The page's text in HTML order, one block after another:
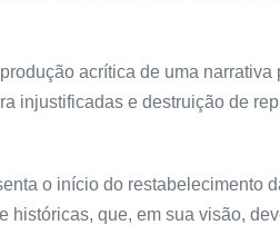
acrítica de uma
injustificadas e destruição de
o início do restabelecimento
que, em sua visão,